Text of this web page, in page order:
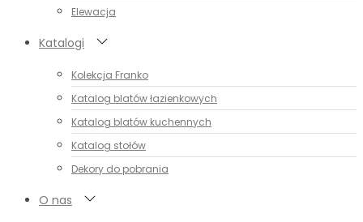
Elewacja
Katalogi
Kolekcja Franko
Katalog blatów łazienkowych
Katalog blatów kuchennych
Katalog stołów
Dekory do pobrania
O nas